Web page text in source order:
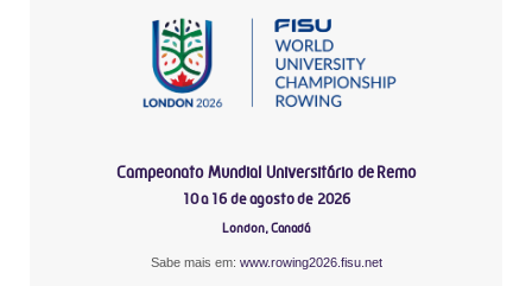
Campeonato Mundial Universitário de Remo
10 a 16 de agosto de 2026
London, Canadá
Sabe mais em: www.rowing2026.fisu.net